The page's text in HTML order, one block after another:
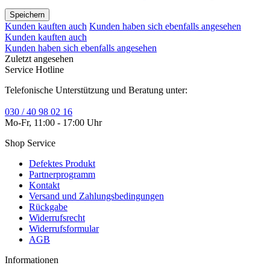
Speichern
Kunden kauften auch Kunden haben sich ebenfalls angesehen
Kunden kauften auch
Kunden haben sich ebenfalls angesehen
Zuletzt angesehen
Service Hotline
Telefonische Unterstützung und Beratung unter:
030 / 40 98 02 16
Mo-Fr, 11:00 - 17:00 Uhr
Shop Service
Defektes Produkt
Partnerprogramm
Kontakt
Versand und Zahlungsbedingungen
Rückgabe
Widerrufsrecht
Widerrufsformular
AGB
Informationen